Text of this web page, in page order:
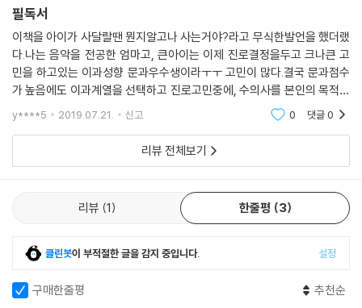
진솔하고 생생하게 들려준다. 특히 이번 개정판에서는 2006년에 신설된
공중방역수의사 제도, 보다 전문적인 치료를 위해 등장한 동물 전문 치과•
안과 병원, 동물의 삶과 권리를 위해 노력하는 동물복지지원센터, 수의 전
문 변호사 등 10여 년 전보다 다채로워진 수의사의 활동 분야와 직업군을
업데이트하였다. 덕분에 이 책은 수의사가 되기를 희망하는 진로 지도에
고심하는 학부모 및 교사, 수의사라는 직업에 관심이 많은 있는 학생과 일
반인에게 실용적이고도 구체적인 현장 정보를 제공한다.
약 2만 여 명의 전체 수의사 중에서 가장 많은 수가 활약하고 있는 곳이 바
많이 고려하는 진로이기도 하다. 동물병원은 개나 고양이와 같은 소(小)동
물, 반려동물 진료 위주로 운영되기 때문에 항상 밝고 경쾌할 것이라고 기
대하기 쉽다. 물론 반려동물은 사랑스럽고 그들을 치료하고 교감하는 수의
필독서
이책을 아이가 사달랄땐 뭔지알고나 사는거야?라고 무식한발언을 했더랬
다.나는 음악을 전공한 엄마고, 큰아이는 이제 진로결정을두고 크나큰 고
민을 하고있는 이과성향 문과우수생이라ㅜㅜ 고민이 많다.결국 문과점수
가 높음에도 이과계열을 선택하고 진로고민중에, 수의사를 본인의 목적으
로삼고 정보수집중.처음엔 수의과를 그리 심각하게 생각하지않다가.정보
를 수집하며 보통일이 아
y****5 2019.07.21. 신고 0 댓글0
리뷰 전체보기
리뷰 1 한줄평 3
클린봇이 부적절한 글을 감지 중입니다. 설정
구매한줄평 추천순